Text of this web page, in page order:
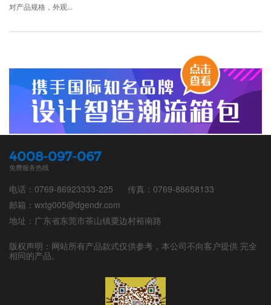
对产品规格，外观...
电话：0769-86923333-225
传真：0769-88658133
邮箱：wxtg005@dgendr.com
地址：广东省东莞市茶山镇粟边村裕南路
版权声明：网站所有产品款式仅供参考，本公司不向客户提供 完全
相同的产品。
4008-097-067
免费服务热线